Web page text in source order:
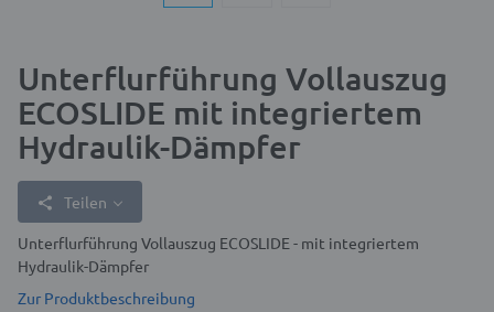
Unterflurführung Vollauszug
ECOSLIDE mit integriertem
Hydraulik-Dämpfer
Teilen
Unterflurführung Vollauszug ECOSLIDE - mit integriertem
Hydraulik-Dämpfer
Zur Produktbeschreibung